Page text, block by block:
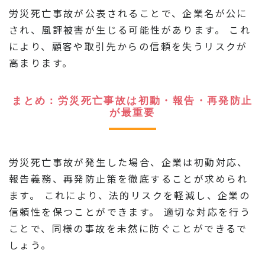
労災死亡事故が公表されることで、企業名が公に
され、風評被害が生じる可能性があります。 これ
により、顧客や取引先からの信頼を失うリスクが
高まります。
まとめ：労災死亡事故は初動・報告・再発防止
が最重要
労災死亡事故が発生した場合、企業は初動対応、
報告義務、再発防止策を徹底することが求められ
ます。 これにより、法的リスクを軽減し、企業の
信頼性を保つことができます。 適切な対応を行う
ことで、同様の事故を未然に防ぐことができるで
しょう。